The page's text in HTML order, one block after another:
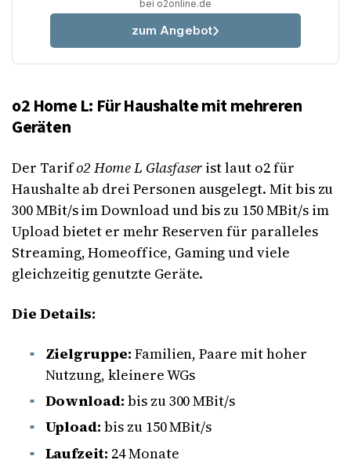
bei o2online.de
zum Angebot
o2 Home L: Für Haushalte mit mehreren
Geräten
Der Tarifo2 Home L Glasfaser ist laut o2 für
Haushalte ab drei Personen ausgelegt. Mit bis zu
300 MBit/s im Download und bis zu 150 MBit/s im
Upload bietet er mehr Reserven für paralleles
Streaming, Homeoffice, Gaming und viele
gleichzeitig genutzte Geräte.
Die Details:
Zielgruppe: Familien, Paare mit hoher
Nutzung, kleinere WGs
Download: bis zu 300 MBit/s
Upload: bis zu 150 MBit/s
Laufzeit: 24 Monate